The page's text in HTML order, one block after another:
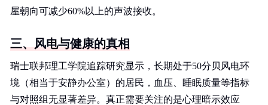
屋朝向可减少60%以上的声波接收。
三、风电与健康的真相
瑞士联邦理工学院追踪研究显示，长期处于50分贝风电环
境（相当于安静办公室）的居民，血压、睡眠质量等指标
与对照组无显著差异。真正需要关注的是心理暗示效应